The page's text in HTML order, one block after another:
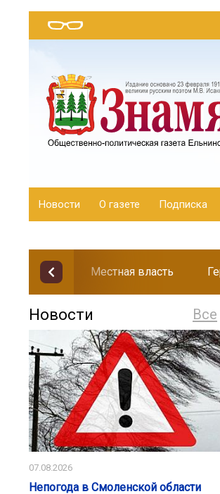
Новости О газете Подписка
Местная власть
Все
Новости
07.08.2026
Непогода в Смоленской области